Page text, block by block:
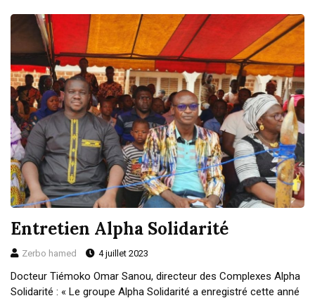
Entretien Alpha Solidarité
Zerbo hamed 4 juillet 2023
Docteur Tiémoko Omar Sanou, directeur des Complexes Alpha
Solidarité : « Le groupe Alpha Solidarité a enregistré cette anné